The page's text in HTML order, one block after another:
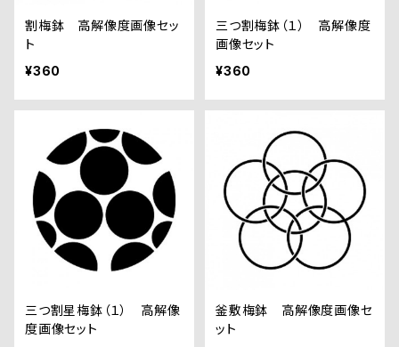
割梅鉢 高解像度画像セッ
ト
¥360
三つ割梅鉢（１） 高解像度
画像セット
¥360
三つ割星梅鉢（１） 高解像
度画像セット
釜敷梅鉢 高解像度画像セ
ット